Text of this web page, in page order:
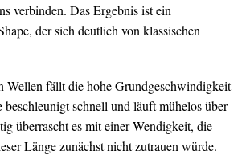
verbinden. Das Ergebnis ist ein
der sich deutlich von klassischen
Wellen fällt die hohe Grundgeschwindigkeit
beschleunigt schnell und läuft mühelos über
überrascht es mit einer Wendigkeit, die
Länge zunächst nicht zutrauen würde.